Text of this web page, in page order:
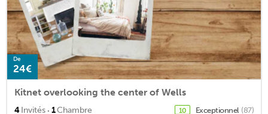
De
24€
Kitnet overlooking the center of Wells
4Invités · 1Chambre 10 Exceptionnel (87)